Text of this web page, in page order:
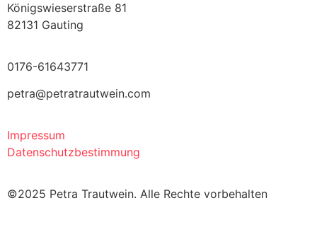
Königswieserstraße 81
82131 Gauting
0176-61643771
petra@petratrautwein.com
Impressum
Datenschutzbestimmung
©2025 Petra Trautwein. Alle Rechte vorbehalten